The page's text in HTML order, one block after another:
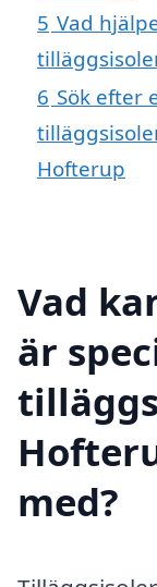
5 Vad
6 Sök efter
Hofterup
Vad
är
med?